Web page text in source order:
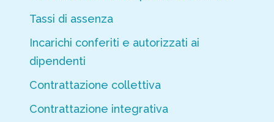
Tassi di assenza
Incarichi conferiti e autorizzati ai
dipendenti
Contrattazione collettiva
Contrattazione integrativa